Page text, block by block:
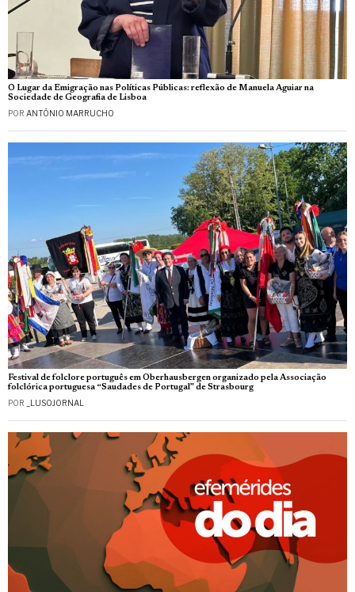
O Lugar da Emigração nas Políticas Públicas: reflexão de Manuela Aguiar na
Sociedade de Geografia de Lisboa
POR ANTÓNIO MARRUCHO
Festival de folclore português em Oberhausbergen organizado pela Associação
folclórica portuguesa “Saudades de Portugal” de Strasbourg
POR _LUSOJORNAL